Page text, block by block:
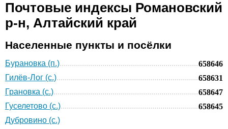
Почтовые индексы Романовский
р-н, Алтайский край
Населенные пункты и посёлки
Бурановка (п.)
658646
Гилёв-Лог (с.)
658631
Грановка (с.)
658647
Гуселетово (с.)
658645
Дубровино (с.)